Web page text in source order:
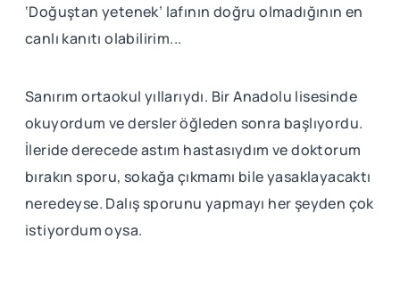
‘Doğuştan yetenek’ lafının doğru olmadığının en
canlı kanıtı olabilirim...
Sanırım ortaokul yıllarıydı. Bir Anadolu lisesinde
okuyordum ve dersler öğleden sonra başlıyordu.
İleride derecede astım hastasıydım ve doktorum
bırakın sporu, sokağa çıkmamı bile yasaklayacaktı
neredeyse. Dalış sporunu yapmayı her şeyden çok
istiyordum oysa.